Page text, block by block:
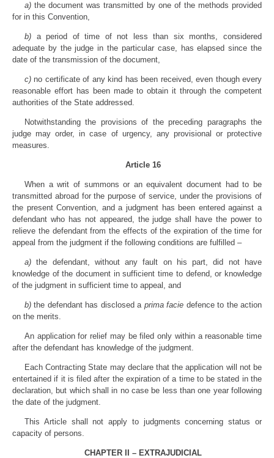
a) the document was transmitted by one of the methods provided
for in this Convention,
b) a period of time of not less than six months, considered
adequate by the judge in the particular case, has elapsed since the
date of the transmission of the document,
c) no certificate of any kind has been received, even though every
reasonable effort has been made to obtain it through the competent
authorities of the State addressed.
Notwithstanding the provisions of the preceding paragraphs the
judge may order, in case of urgency, any provisional or protective
measures.
Article 16
When a writ of summons or an equivalent document had to be
transmitted abroad for the purpose of service, under the provisions of
the present Convention, and a judgment has been entered against a
defendant who has not appeared, the judge shall have the power to
relieve the defendant from the effects of the expiration of the time for
appeal from the judgment if the following conditions are fulfilled –
a) the defendant, without any fault on his part, did not have
knowledge of the document in sufficient time to defend, or knowledge
of the judgment in sufficient time to appeal, and
b) the defendant has disclosed a prima facie defence to the action
on the merits.
An application for relief may be filed only within a reasonable time
after the defendant has knowledge of the judgment.
Each Contracting State may declare that the application will not be
entertained if it is filed after the expiration of a time to be stated in the
declaration, but which shall in no case be less than one year following
the date of the judgment.
This Article shall not apply to judgments concerning status or
capacity of persons.
CHAPTER II – EXTRAJUDICIAL